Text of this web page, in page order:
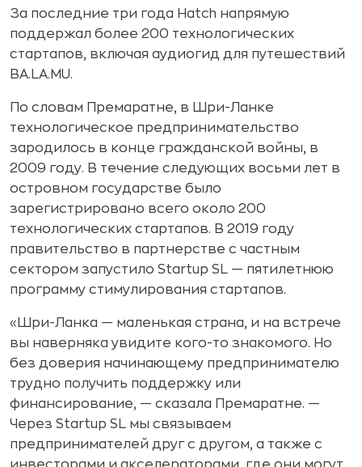
За последние три года Hatch напрямую
поддержал более 200 технологических
стартапов, включая аудиогид для путешествий
BA.LA.MU.
По словам Премаратне, в Шри-Ланке
технологическое предпринимательство
зародилось в конце гражданской войны, в
2009 году. В течение следующих восьми лет в
островном государстве было
зарегистрировано всего около 200
технологических стартапов. В 2019 году
правительство в партнерстве с частным
сектором запустило Startup SL — пятилетнюю
программу стимулирования стартапов.
«Шри-Ланка — маленькая страна, и на встрече
вы наверняка увидите кого-то знакомого. Но
без доверия начинающему предпринимателю
трудно получить поддержку или
финансирование, — сказала Премаратне. —
Через Startup SL мы связываем
предпринимателей друг с другом, а также с